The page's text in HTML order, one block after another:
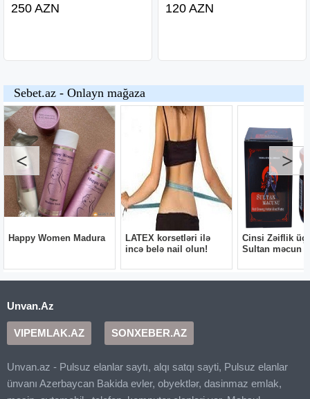
250 AZN 120 AZN
Unvan.Az
VIPEMLAK.AZ SONXEBER.AZ
Unvan.az - Pulsuz elanlar saytı, alqı satqı sayti, Pulsuz elanlar
ünvanı Azerbaycan Bakida evler, obyektlər, dasinmaz emlak,